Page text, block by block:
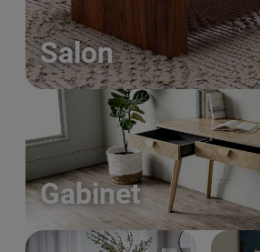
Salon
Gabinet